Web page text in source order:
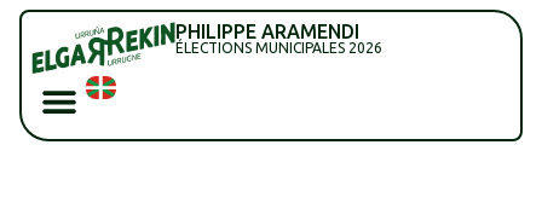
PHILIPPE ARAMENDI
ÉLECTIONS MUNICIPALES 2026